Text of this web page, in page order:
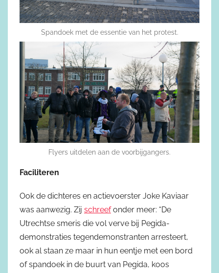
Spandoek met de essentie van het protest.
Flyers uitdelen aan de voorbijgangers.
Faciliteren
Ook de dichteres en actievoerster Joke Kaviaar
was aanwezig. Zij schreefonder meer: “De
Utrechtse smeris die vol verve bij Pegida-
demonstraties tegendemonstranten arresteert,
ook al staan ze maar in hun eentje met een bord
of spandoek in de buurt van Pegida, koos